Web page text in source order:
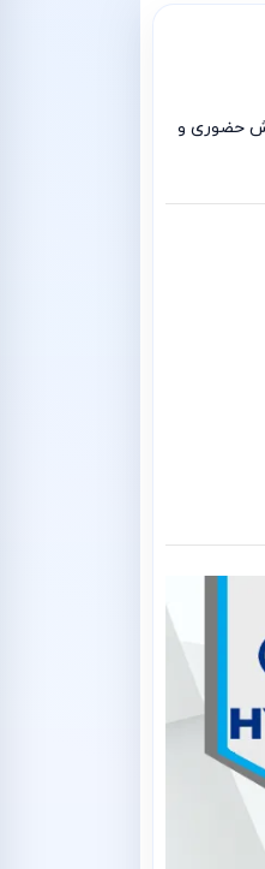
و ثبت سفارش حضوری و